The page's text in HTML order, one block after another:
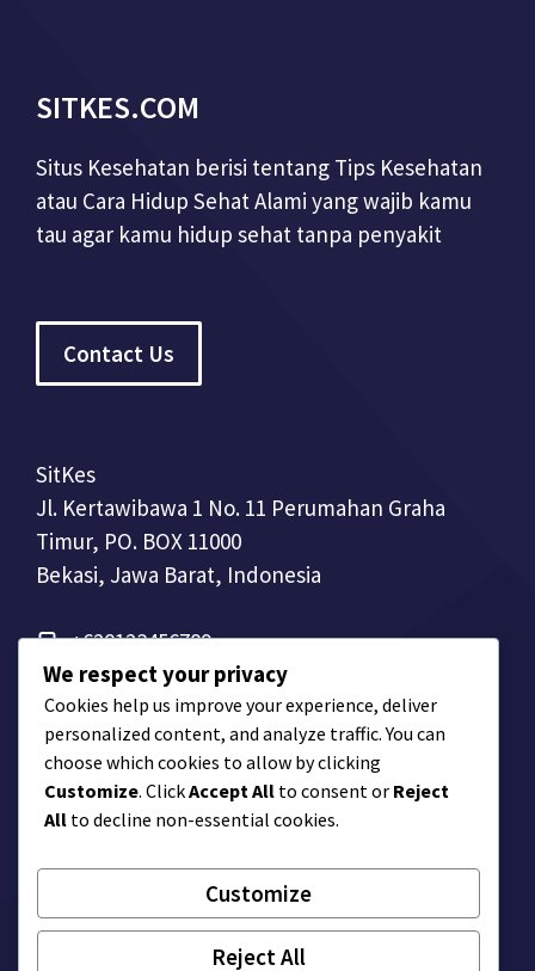
SITKES.COM
Situs Kesehatan berisi tentang Tips Kesehatan
atau Cara Hidup Sehat Alami yang wajib kamu
tau agar kamu hidup sehat tanpa penyakit
Contact Us
SitKes
Jl. Kertawibawa 1 No. 11 Perumahan Graha
Timur, PO. BOX 11000
Bekasi, Jawa Barat, Indonesia
+628123456789
We respect your privacy
Cookies help us improve your experience, deliver
personalized content, and analyze traffic. You can
choose which cookies to allow by clicking
Customize. ClickAccept All to consent or Reject
All to decline non-essential cookies.
Customize
Reject All